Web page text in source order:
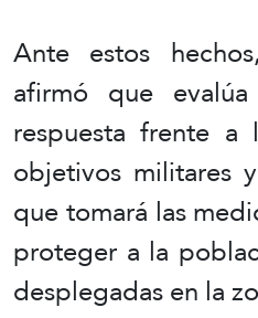
Ante estos
afirmó que
respuesta frente a
objetivos militares
que tomará las
proteger a la
desplegadas en la